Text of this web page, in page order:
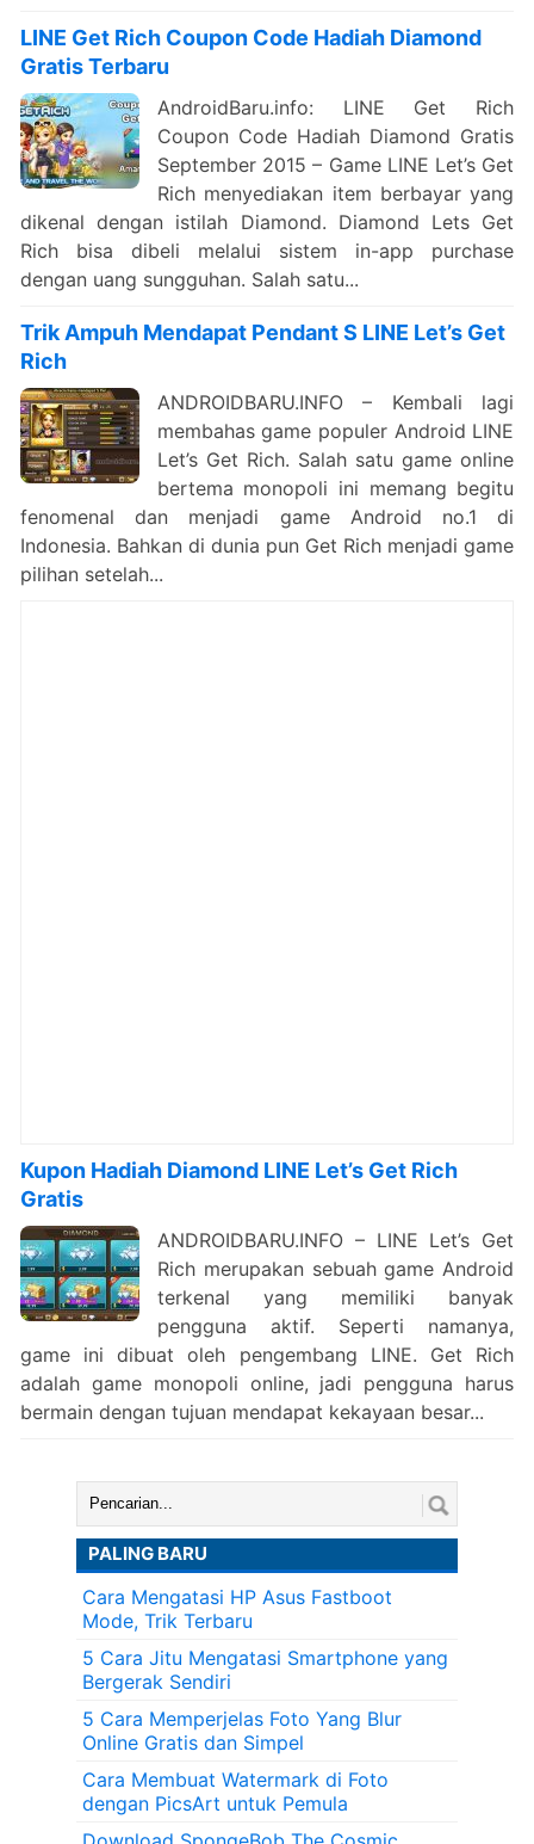
LINE Get Rich Coupon Code Hadiah Diamond
Gratis Terbaru
AndroidBaru.info: LINE Get Rich
Coupon Code Hadiah Diamond Gratis
September 2015 – Game LINE Let’s Get
Rich menyediakan item berbayar yang
dikenal dengan istilah Diamond. Diamond Lets Get
Rich bisa dibeli melalui sistem in-app purchase
dengan uang sungguhan. Salah satu...
Trik Ampuh Mendapat Pendant S LINE Let’s Get
Rich
ANDROIDBARU.INFO – Kembali lagi
membahas game populer Android LINE
Let’s Get Rich. Salah satu game online
bertema monopoli ini memang begitu
fenomenal dan menjadi game Android no.1 di
Indonesia. Bahkan di dunia pun Get Rich menjadi game
pilihan setelah...
Kupon Hadiah Diamond LINE Let’s Get Rich
Gratis
ANDROIDBARU.INFO – LINE Let’s Get
Rich merupakan sebuah game Android
terkenal yang memiliki banyak
pengguna aktif. Seperti namanya,
game ini dibuat oleh pengembang LINE. Get Rich
adalah game monopoli online, jadi pengguna harus
bermain dengan tujuan mendapat kekayaan besar...
Cari:
PALING BARU
Cara Mengatasi HP Asus Fastboot
Mode, Trik Terbaru
5 Cara Jitu Mengatasi Smartphone yang
Bergerak Sendiri
5 Cara Memperjelas Foto Yang Blur
Online Gratis dan Simpel
Cara Membuat Watermark di Foto
dengan PicsArt untuk Pemula